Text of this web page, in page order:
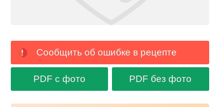
Сообщить об ошибке в рецепте
PDF с фото PDF без фото